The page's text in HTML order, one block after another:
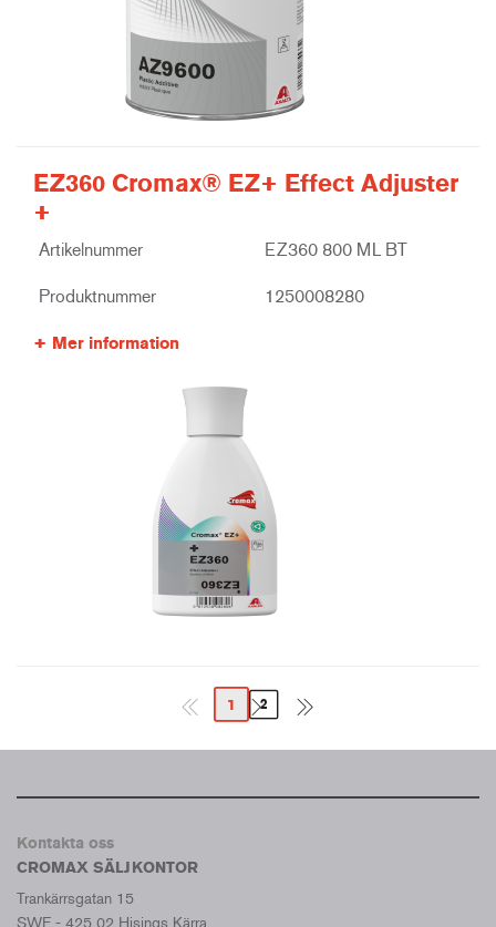
EZ360 Cromax® EZ+ Effect Adjuster
+
Artikelnummer EZ360 800 ML BT
Produktnummer 1250008280
Mer information
1 2
Kontakta oss
CROMAX SÄLJKONTOR
Trankärrsgatan 15
SWE - 425 02 Hisings Kärra